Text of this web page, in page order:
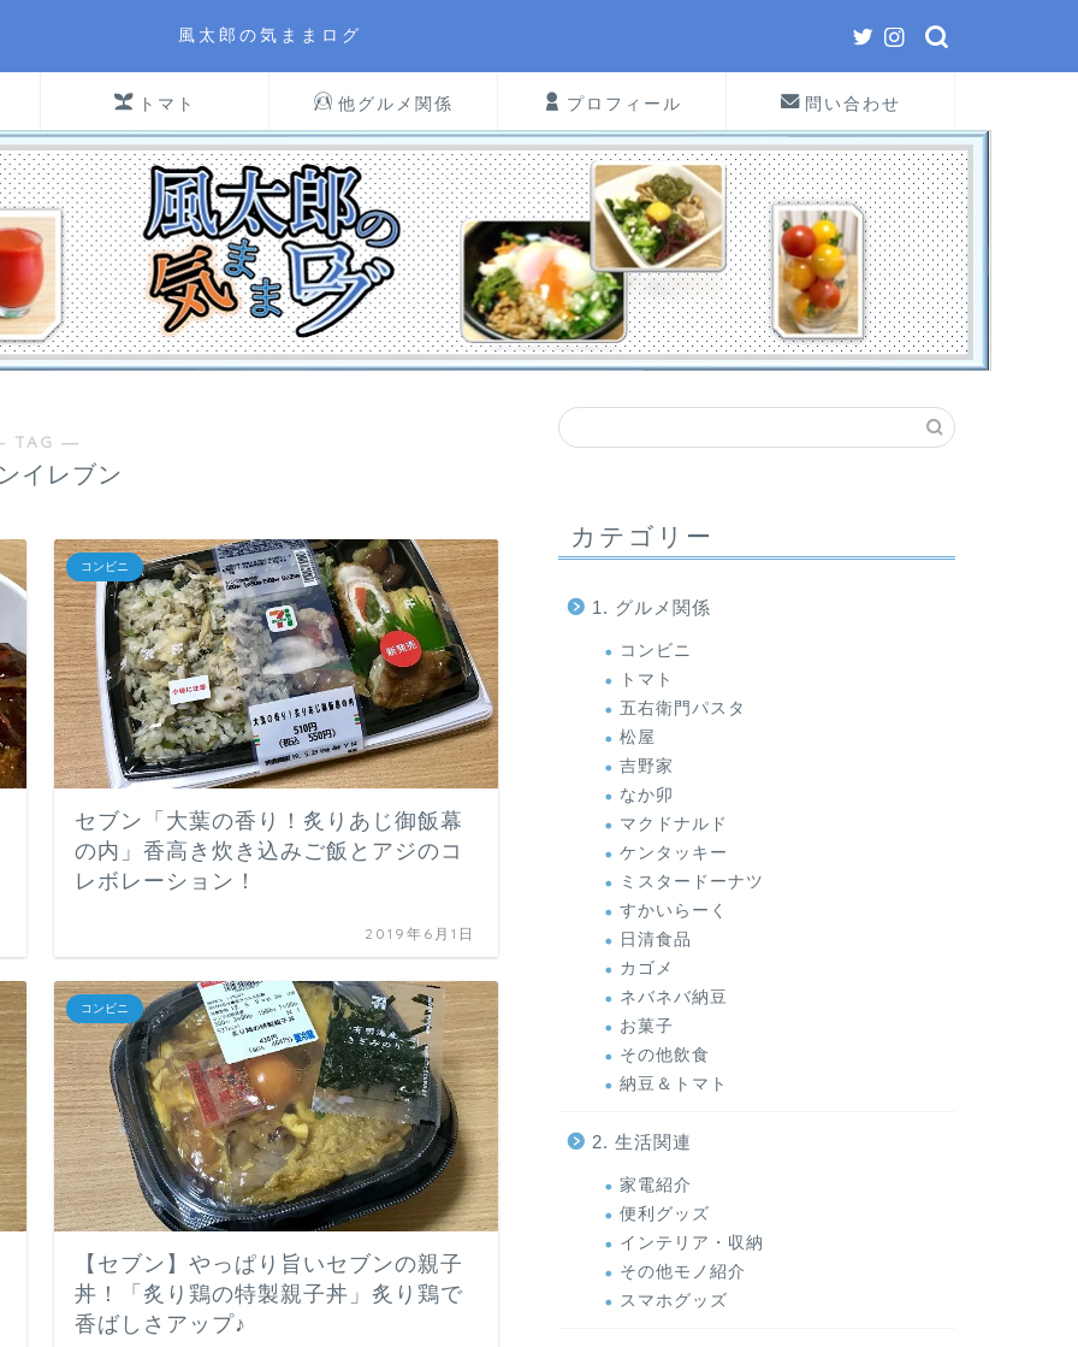
風太郎の気ままログ
トマト 他グルメ関係 プロフィール 問い合わせ
TAG ―
イレブン
コンビニ
セブン「大葉の香り！炙りあじ御飯幕
の内」香高き炊き込みご飯とアジのコ
レボレーション！
2019年6月1日
コンビニ
【セブン】やっぱり旨いセブンの親子
丼！「炙り鶏の特製親子丼」炙り鶏で
香ばしさアップ♪
カテゴリー
1. グルメ関係
コンビニ
トマト
五右衛門パスタ
松屋
吉野家
なか卯
マクドナルド
ケンタッキー
ミスタードーナツ
すかいらーく
日清食品
カゴメ
ネバネバ納豆
お菓子
その他飲食
納豆＆トマト
2. 生活関連
家電紹介
便利グッズ
インテリア・収納
その他モノ紹介
スマホグッズ